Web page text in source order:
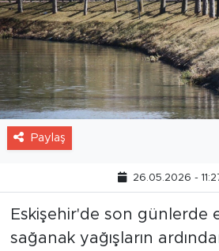
Paylaş
26.05.2026 -
Eskişehir'de son günlerde
sağanak yağışların